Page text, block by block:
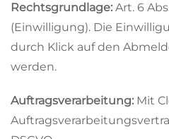
Rechtsgrundlage: Art. 6
(Einwilligung). Die
durch Klick auf den
werden.
Auftragsverarbeitung: Mit